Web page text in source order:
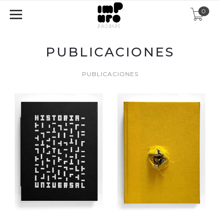
0
PUBLICACIONES
PUBLICACIONES